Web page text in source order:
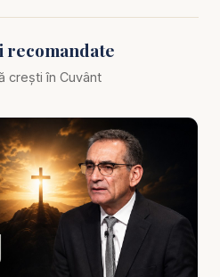
„Respectul în
calci este sfânt”.
o lecție despre formalism
biserică, față de
predică:
o casă de rugăciune și o
recomandate
crești în Cuvânt